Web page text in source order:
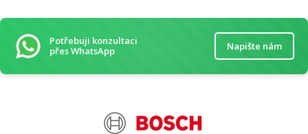
Potřebuji konzultaci
přes WhatsApp
Napište nám